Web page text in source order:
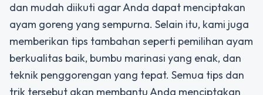
dan mudah diikuti agar Anda dapat menciptakan
ayam goreng yang sempurna. Selain itu, kami juga
memberikan tips tambahan seperti pemilihan ayam
berkualitas baik, bumbu marinasi yang enak, dan
teknik penggorengan yang tepat. Semua tips dan
trik tersebut akan membantu Anda menciptakan